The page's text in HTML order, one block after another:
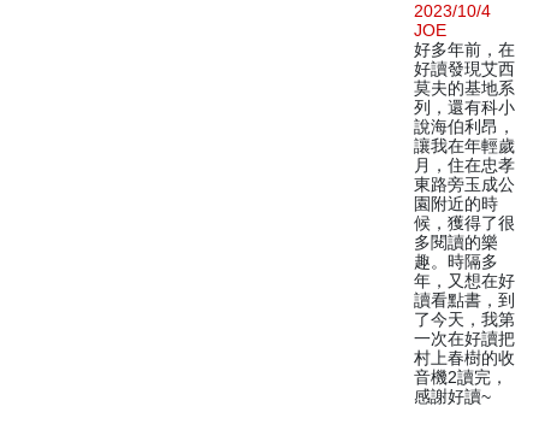
2023/10/4
JOE
好多年前，在
好讀發現艾西
莫夫的基地系
列，還有科小
說海伯利昂，
讓我在年輕歲
月，住在忠孝
東路旁玉成公
園附近的時
候，獲得了很
多閱讀的樂
趣。時隔多
年，又想在好
讀看點書，到
了今天，我第
一次在好讀把
村上春樹的收
音機2讀完，
感謝好讀~